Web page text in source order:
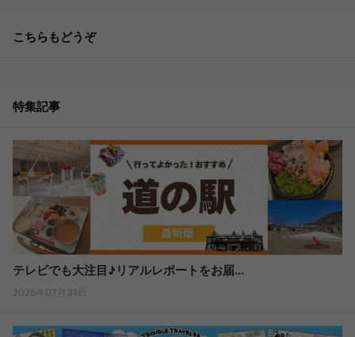
こちらもどうぞ
特集記事
テレビでも大注目♪リアルレポートをお届...
2025年07月31日